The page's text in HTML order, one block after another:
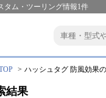
タム・ツーリング情報1件
ハッシュタグ 防風効果
結果